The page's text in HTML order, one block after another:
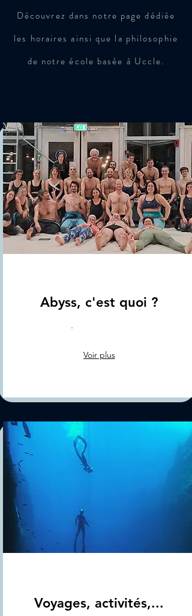
Découvrez dans notre page dédiée
les horaires ainsi que la philosophie
de notre école basée à Uccle.
Abyss, c'est quoi ?
Voir plus
Voyages, activités,...